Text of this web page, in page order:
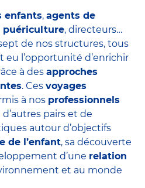
enfants, agents de
puériculture, directeurs…
de nos structures, tous
eu l’opportunité d’enrichir
à des approches
. Ces voyages
à nos professionnels
pairs et de
autour d’objectifs
de l’enfant, sa découverte
d’une relation
et au monde